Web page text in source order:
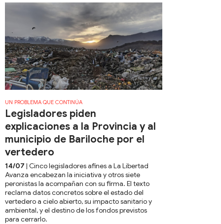
UN PROBLEMA QUE CONTINÚA
Legisladores piden
explicaciones a la Provincia y al
municipio de Bariloche por el
vertedero
14/07 | Cinco legisladores afines a La Libertad
Avanza encabezan la iniciativa y otros siete
peronistas la acompañan con su firma. El texto
reclama datos concretos sobre el estado del
vertedero a cielo abierto, su impacto sanitario y
ambiental, y el destino de los fondos previstos
para cerrarlo.